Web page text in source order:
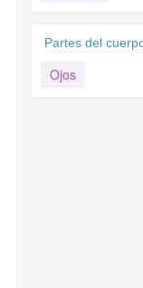
Partes del
Ojos